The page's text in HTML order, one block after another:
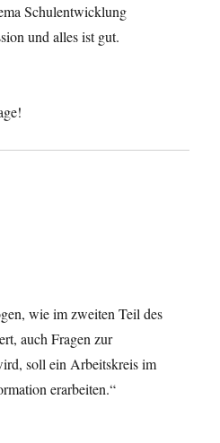
Schulentwicklung
und alles ist gut.
wie im zweiten Teil des
auch Fragen zur
soll ein Arbeitskreis im
erarbeiten.“